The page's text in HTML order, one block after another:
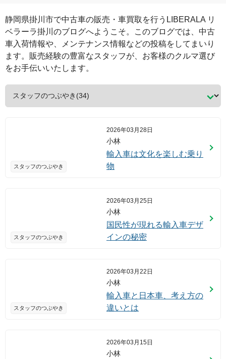
静岡県掛川市で中古車の販売・車買取を行う LIBERALA リ
ベラーラ掛川 のブログへようこそ。このブログでは、中古
車入荷情報や、メンテナンス情報などの投稿をしてまいり
ます。販売経験の豊富なスタッフが、お客様のクルマ選び
をお手伝いいたします。
スタッフのつぶやき
2026年03月28日
小林
輸入車は文化を楽しむ乗り
物
スタッフのつぶやき
2026年03月25日
小林
国民性が現れる輸入車デザ
インの秘密
スタッフのつぶやき
2026年03月22日
小林
輸入車と日本車、考え方の
違いとは
2026年03月15日
小林